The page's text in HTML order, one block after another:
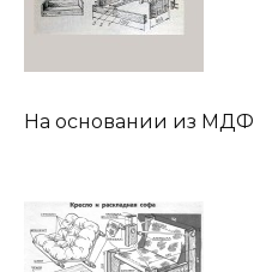
На основании из МДФ